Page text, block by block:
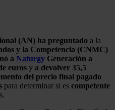
(AN) ha preguntado a la
y la Competencia (CNMC)
a Naturgy Generación a
euros y a devolver 35,5
del precio final pagado
para determinar si es competente